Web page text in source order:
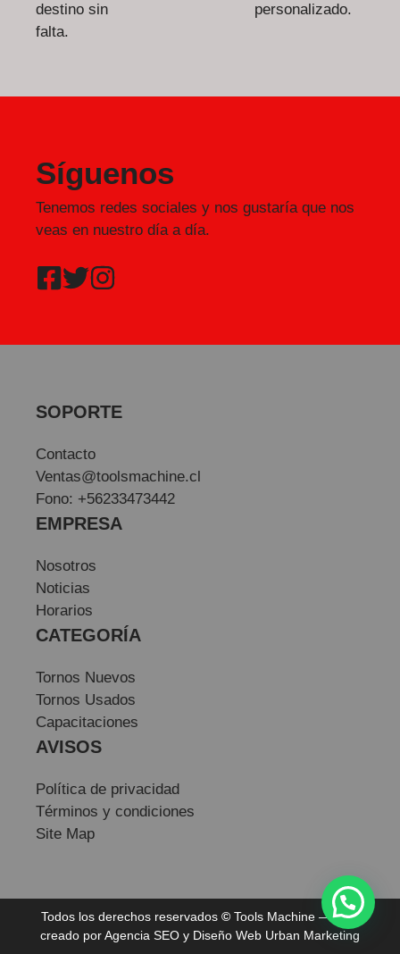
destino sin
falta.
personalizado.
Síguenos
Tenemos redes sociales y nos gustaría que nos
veas en nuestro día a día.
SOPORTE
Contacto
Ventas@toolsmachine.cl
Fono: +56233473442
EMPRESA
Nosotros
Noticias
Horarios
CATEGORÍA
Tornos Nuevos
Tornos Usados
Capacitaciones
AVISOS
Política de privacidad
Términos y condiciones
Site Map
Todos los derechos reservados © Tools Machine — Sitio
creado porAgencia SEO y Diseño Web Urban Marketing